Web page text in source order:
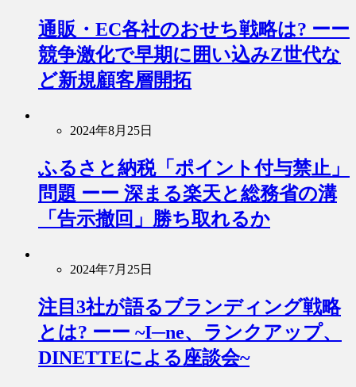
通販・EC各社のおせち戦略は? ーー
競争激化で早期に囲い込みZ世代な
ど新規顧客層開拓
2024年8月25日
ふるさと納税「ポイント付与禁止」
問題 ーー 深まる楽天と総務省の溝
「告示撤回」勝ち取れるか
2024年7月25日
注目3社が語るブランディング戦略
とは? ーー ~I─ne、ランクアップ、
DINETTEによる座談会~